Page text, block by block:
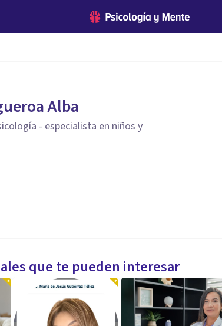
Alba
- especialista en niños y
que te pueden interesar